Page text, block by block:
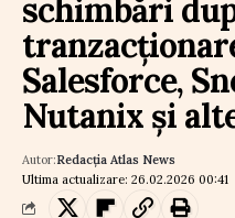
schimbări
Salesforce,
Nutanix și
Ultima actualizare: 26.02.2026 00:41
Autor:Redacția Atlas News